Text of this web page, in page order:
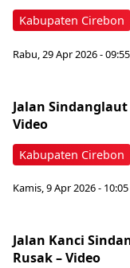
Kabupaten Cirebon
Rabu, 29 Apr 2026 - 09:55
Kabupaten Cirebon
Jalan
Video
Kamis, 9 Apr 2026 - 10:05
Jalan Kanci
Rusak – Video